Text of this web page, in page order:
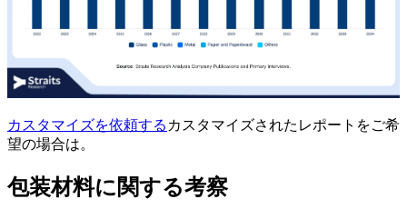
カスタマイズを依頼する カスタマイズされたレポートをご希
望の場合は。
包装材料に関する考察